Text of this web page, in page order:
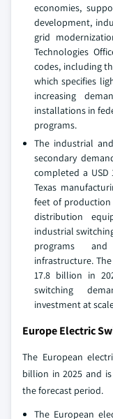
economies,
development,
grid
Technologies
codes, including
which specifies
increasing
installations in
programs.
The industrial
secondary
completed a USD
Texas
feet of
distribution
industrial
programs
infrastructure.
17.8 billion in
switching
investment at
Europe Electric
The European
billion in 2025 and
the forecast period.
The European